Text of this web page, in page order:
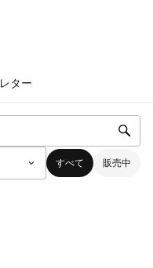
レター
すべて 販売中